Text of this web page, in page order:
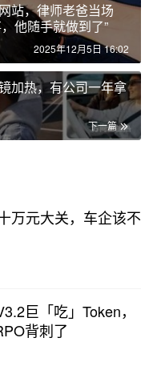
站，律师老爸当场
他随手就做到了”
2025年12月5日 16:02
加热，有公司一年拿
下一篇
万元大关，车企该不
巨「吃」Token，
背刺了